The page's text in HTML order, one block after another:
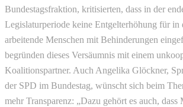
Bundestagsfraktion, kritisierten, dass in der
Legislaturperiode keine Entgelterhöhung für in
arbeitende Menschen mit Behinderungen
begründen dieses Versäumnis mit einem
Koalitionspartner. Auch Angelika Glöckner,
der SPD im Bundestag, wünscht sich beim
mehr Transparenz: „Dazu gehört es auch, dass